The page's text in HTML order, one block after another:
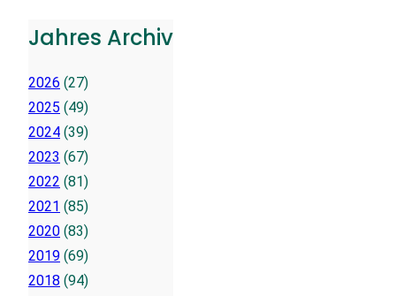
Jahres Archiv
2026 (27)
2025 (49)
2024 (39)
2023 (67)
2022 (81)
2021 (85)
2020 (83)
2019 (69)
2018 (94)